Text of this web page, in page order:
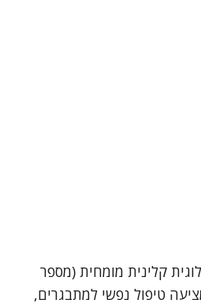
קלינית מומחית (מספר
אני מציעה טיפול נפשי למתבגרים,